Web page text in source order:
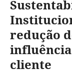
redução
cliente